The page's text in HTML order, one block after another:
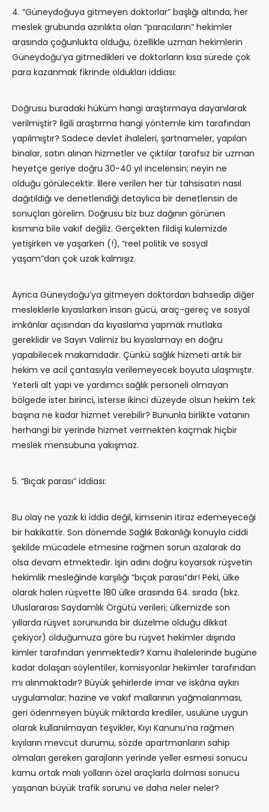
4. “Güneydoğuya gitmeyen doktorlar” başlığı altında, her
meslek grubunda azınlıkta olan “paracıların” hekimler
arasında çoğunlukta olduğu, özellikle uzman hekimlerin
Güneydoğu’ya gitmedikleri ve doktorların kısa sürede çok
para kazanmak fikrinde oldukları iddiası:
Doğrusu buradaki hüküm hangi araştırmaya dayanılarak
verilmiştir? İlgili araştırma hangi yöntemle kim tarafından
yapılmıştır? Sadece devlet ihaleleri, şartnameler, yapılan
binalar, satın alınan hizmetler ve çıktılar tarafsız bir uzman
heyetçe geriye doğru 30-40 yıl incelensin; neyin ne
olduğu görülecektir. İllere verilen her tür tahsisatın nasıl
dağıtıldığı ve denetlendiği detaylıca bir denetlensin de
sonuçları görelim. Doğrusu biz buz dağının görünen
kısmına bile vakıf değiliz. Gerçekten fildişi kulemizde
yetişirken ve yaşarken (!), “reel politik ve sosyal
yaşam”dan çok uzak kalmışız.
Ayrıca Güneydoğu’ya gitmeyen doktordan bahsedip diğer
mesleklerle kıyaslarken insan gücü, araç-gereç ve sosyal
imkânlar açısından da kıyaslama yapmak mutlaka
gereklidir ve Sayın Valimiz bu kıyaslamayı en doğru
yapabilecek makamdadır. Çünkü sağlık hizmeti artık bir
hekim ve acil çantasıyla verilemeyecek boyuta ulaşmıştır.
Yeterli alt yapı ve yardımcı sağlık personeli olmayan
bölgede ister birinci, isterse ikinci düzeyde olsun hekim tek
başına ne kadar hizmet verebilir? Bununla birlikte vatanın
herhangi bir yerinde hizmet vermekten kaçmak hiçbir
meslek mensubuna yakışmaz.
5. “Bıçak parası” iddiası:
Bu olay ne yazık ki iddia değil, kimsenin itiraz edemeyeceği
bir hakikattir. Son dönemde Sağlık Bakanlığı konuyla ciddi
şekilde mücadele etmesine rağmen sorun azalarak da
olsa devam etmektedir. İşin adını doğru koyarsak rüşvetin
hekimlik mesleğinde karşılığı “bıçak parası”dır! Peki, ülke
olarak halen rüşvette 180 ülke arasında 64. sırada (bkz.
Uluslararası Saydamlık Örgütü verileri; ülkemizde son
yıllarda rüşvet sorununda bir düzelme olduğu dikkat
çekiyor) olduğumuza göre bu rüşvet hekimler dışında
kimler tarafından yenmektedir? Kamu ihalelerinde bugüne
kadar dolaşan söylentiler, komisyonlar hekimler tarafından
mı alınmaktadır? Büyük şehirlerde imar ve iskâna aykırı
uygulamalar; hazine ve vakıf mallarının yağmalanması,
geri ödenmeyen büyük miktarda krediler, usulüne uygun
olarak kullanılmayan teşvikler, Kıyı Kanunu’na rağmen
kıyıların mevcut durumu, sözde apartmanların sahip
olmaları gereken garajların yerinde yeller esmesi sonucu
kamu ortak malı yolların özel araçlarla dolması sonucu
yaşanan büyük trafik sorunu ve daha neler neler?